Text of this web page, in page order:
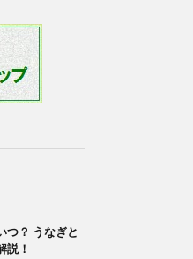
つ？ うなぎと
説！